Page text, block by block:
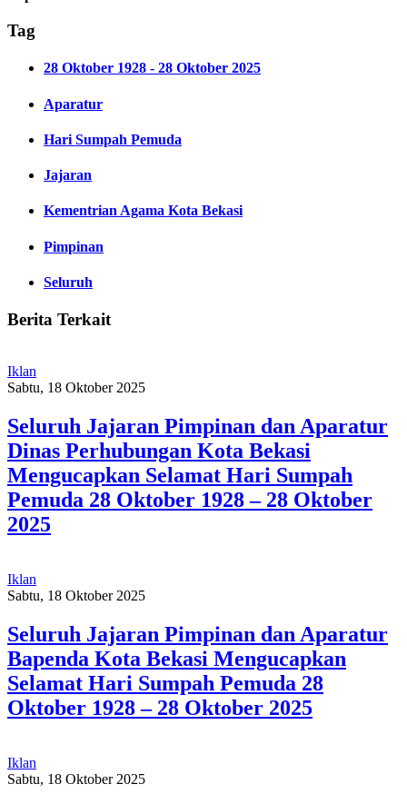
Tag
28 Oktober 1928 - 28 Oktober 2025
Aparatur
Hari Sumpah Pemuda
Jajaran
Kementrian Agama Kota Bekasi
Pimpinan
Seluruh
Berita Terkait
Iklan
Sabtu, 18 Oktober 2025
Seluruh Jajaran Pimpinan dan Aparatur
Dinas Perhubungan Kota Bekasi
Mengucapkan Selamat Hari Sumpah
Pemuda 28 Oktober 1928 – 28 Oktober
2025
Iklan
Sabtu, 18 Oktober 2025
Seluruh Jajaran Pimpinan dan Aparatur
Bapenda Kota Bekasi Mengucapkan
Selamat Hari Sumpah Pemuda 28
Oktober 1928 – 28 Oktober 2025
Iklan
Sabtu, 18 Oktober 2025